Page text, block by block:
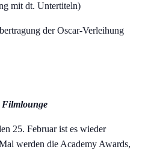
mit dt. Untertiteln)
der Oscar-Verleihung
Filmlounge
25. Februar ist es wieder
werden die Academy Awards,